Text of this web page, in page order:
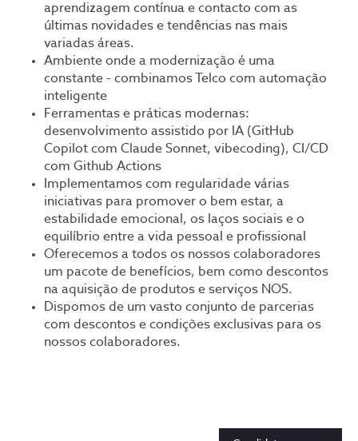
aprendizagem contínua e contacto com as
últimas novidades e tendências nas mais
variadas áreas.
Ambiente onde a modernização é uma
constante - combinamos Telco com automação
inteligente
Ferramentas e práticas modernas:
desenvolvimento assistido por IA (GitHub
Copilot com Claude Sonnet, vibecoding), CI/CD
com Github Actions
Implementamos com regularidade várias
iniciativas para promover o bem estar, a
estabilidade emocional, os laços sociais e o
equilíbrio entre a vida pessoal e profissional
Oferecemos a todos os nossos colaboradores
um pacote de benefícios, bem como descontos
na aquisição de produtos e serviços NOS.
Dispomos de um vasto conjunto de parcerias
com descontos e condições exclusivas para os
nossos colaboradores.